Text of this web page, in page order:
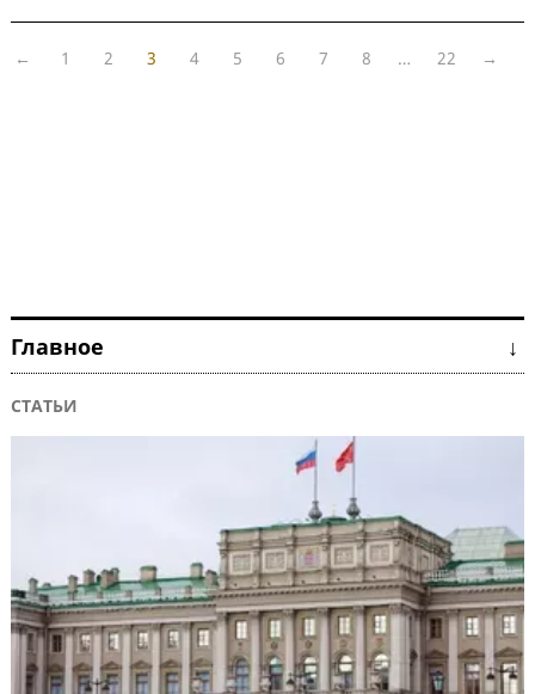
← 1 2 3 4 5 6 7 8 … 22 →
Главное ↓
СТАТЬИ